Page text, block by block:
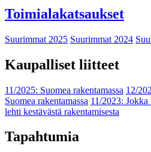
Toimialakatsaukset
Suurimmat 2025 Suurimmat 2024
Kaupalliset liitteet
11/2025: Suomea rakentamassa 12/
Suomea rakentamassa 11/2023:
lehti kestävästä rakentamisesta
Tapahtumia